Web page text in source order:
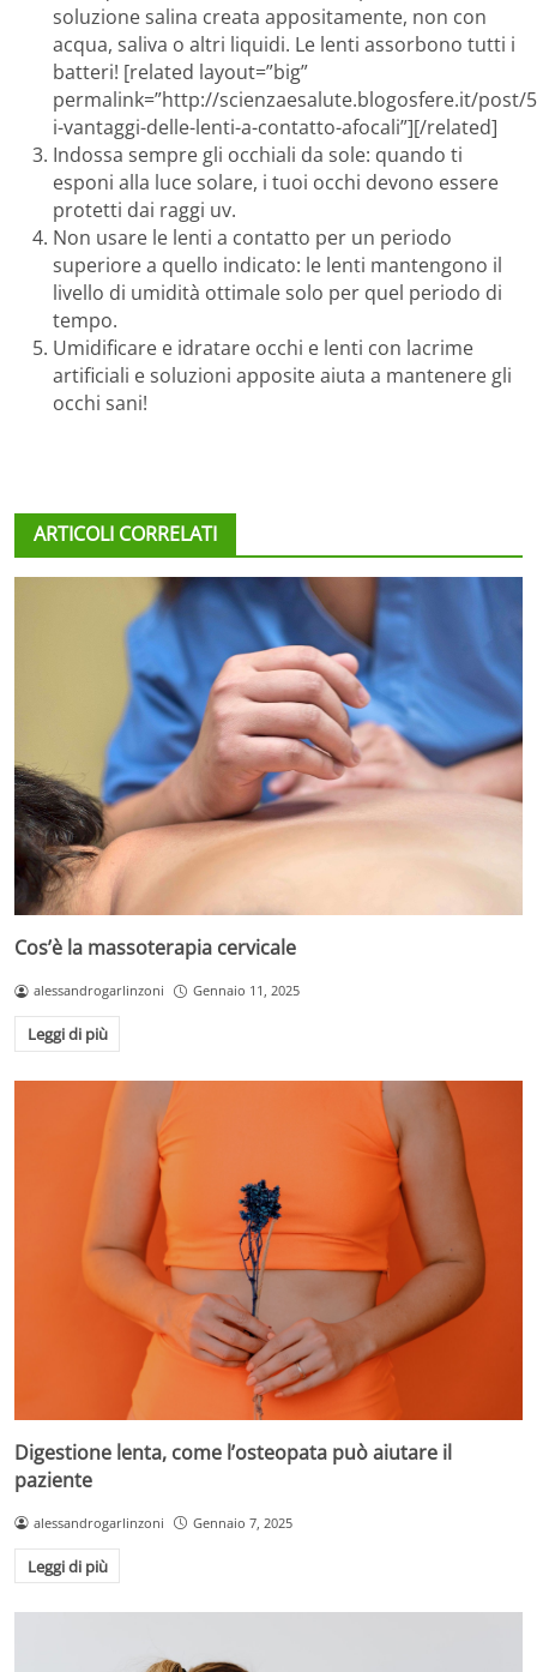
soluzione salina creata appositamente, non con
acqua, saliva o altri liquidi. Le lenti assorbono tutti i
batteri! [related layout=”big”
permalink=”http://scienzaesalute.blogosfere.it/post/
i-vantaggi-delle-lenti-a-contatto-afocali”][/related]
Indossa sempre gli occhiali da sole: quando ti
esponi alla luce solare, i tuoi occhi devono essere
protetti dai raggi uv.
Non usare le lenti a contatto per un periodo
superiore a quello indicato: le lenti mantengono il
livello di umidità ottimale solo per quel periodo di
tempo.
Umidificare e idratare occhi e lenti con lacrime
artificiali e soluzioni apposite aiuta a mantenere gli
occhi sani!
ARTICOLI CORRELATI
Cos’è la massoterapia cervicale
alessandrogarlinzoni Gennaio 11, 2025
Leggi di più
Digestione lenta, come l’osteopata può aiutare il
paziente
alessandrogarlinzoni Gennaio 7, 2025
Leggi di più